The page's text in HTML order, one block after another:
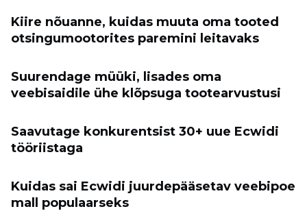
Kiire nõuanne, kuidas muuta oma tooted
otsingumootorites paremini leitavaks
Suurendage müüki, lisades oma
veebisaidile ühe klõpsuga tootearvustusi
Saavutage konkurentsist 30+ uue Ecwidi
tööriistaga
Kuidas sai Ecwidi juurdepääsetav veebipoe
mall populaarseks